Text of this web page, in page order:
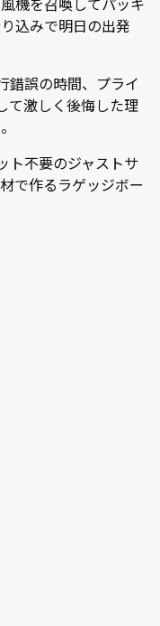
込みで明日の出発
錯誤の時間、プライ
て激しく後悔した理
ト不要のジャストサ
で作るラゲッジボー